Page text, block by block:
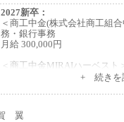
2027新卒：
＜商工中金(株式会社商工組
務・銀行事務
月給 300,000円
＜商工中金MIRAIハーベスト＞
+ 続きを